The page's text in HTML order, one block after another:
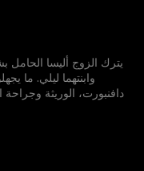
يترك الزوج أليسا الحامل
وابنتهما ليلي. ما
دافنبورت، الوريثة وجراحة